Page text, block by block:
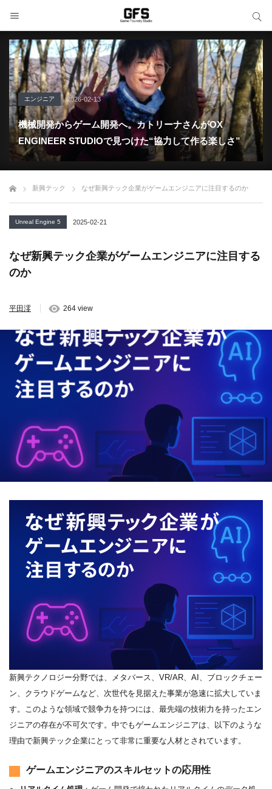
エンジニア 2026-02-13
機械開発からゲーム開発へ。カトリーナさんがOX
ENGINEER STUDIOで見つけた“協力して作る楽しさ”
新興テック なぜ新興テック企業がゲームエンジニアに注目するのか
Unreal Engine 5 2025-02-21
なぜ新興テック企業がゲームエンジニアに注目する
のか
平田澪 264 view
新興テクノロジー分野では、メタバース、VR/AR、AI、ブロックチェー
ン、クラウドゲームなど、次世代を見据えた事業が急速に拡大していま
す。このような領域で競争力を持つには、最先端の技術力を持ったエン
ジニアの存在が不可欠です。中でもゲームエンジニアは、以下のような
理由で新興テック企業にとって非常に重要な人材とされています。
ゲームエンジニアのスキルセットの応用性
サイト内検索